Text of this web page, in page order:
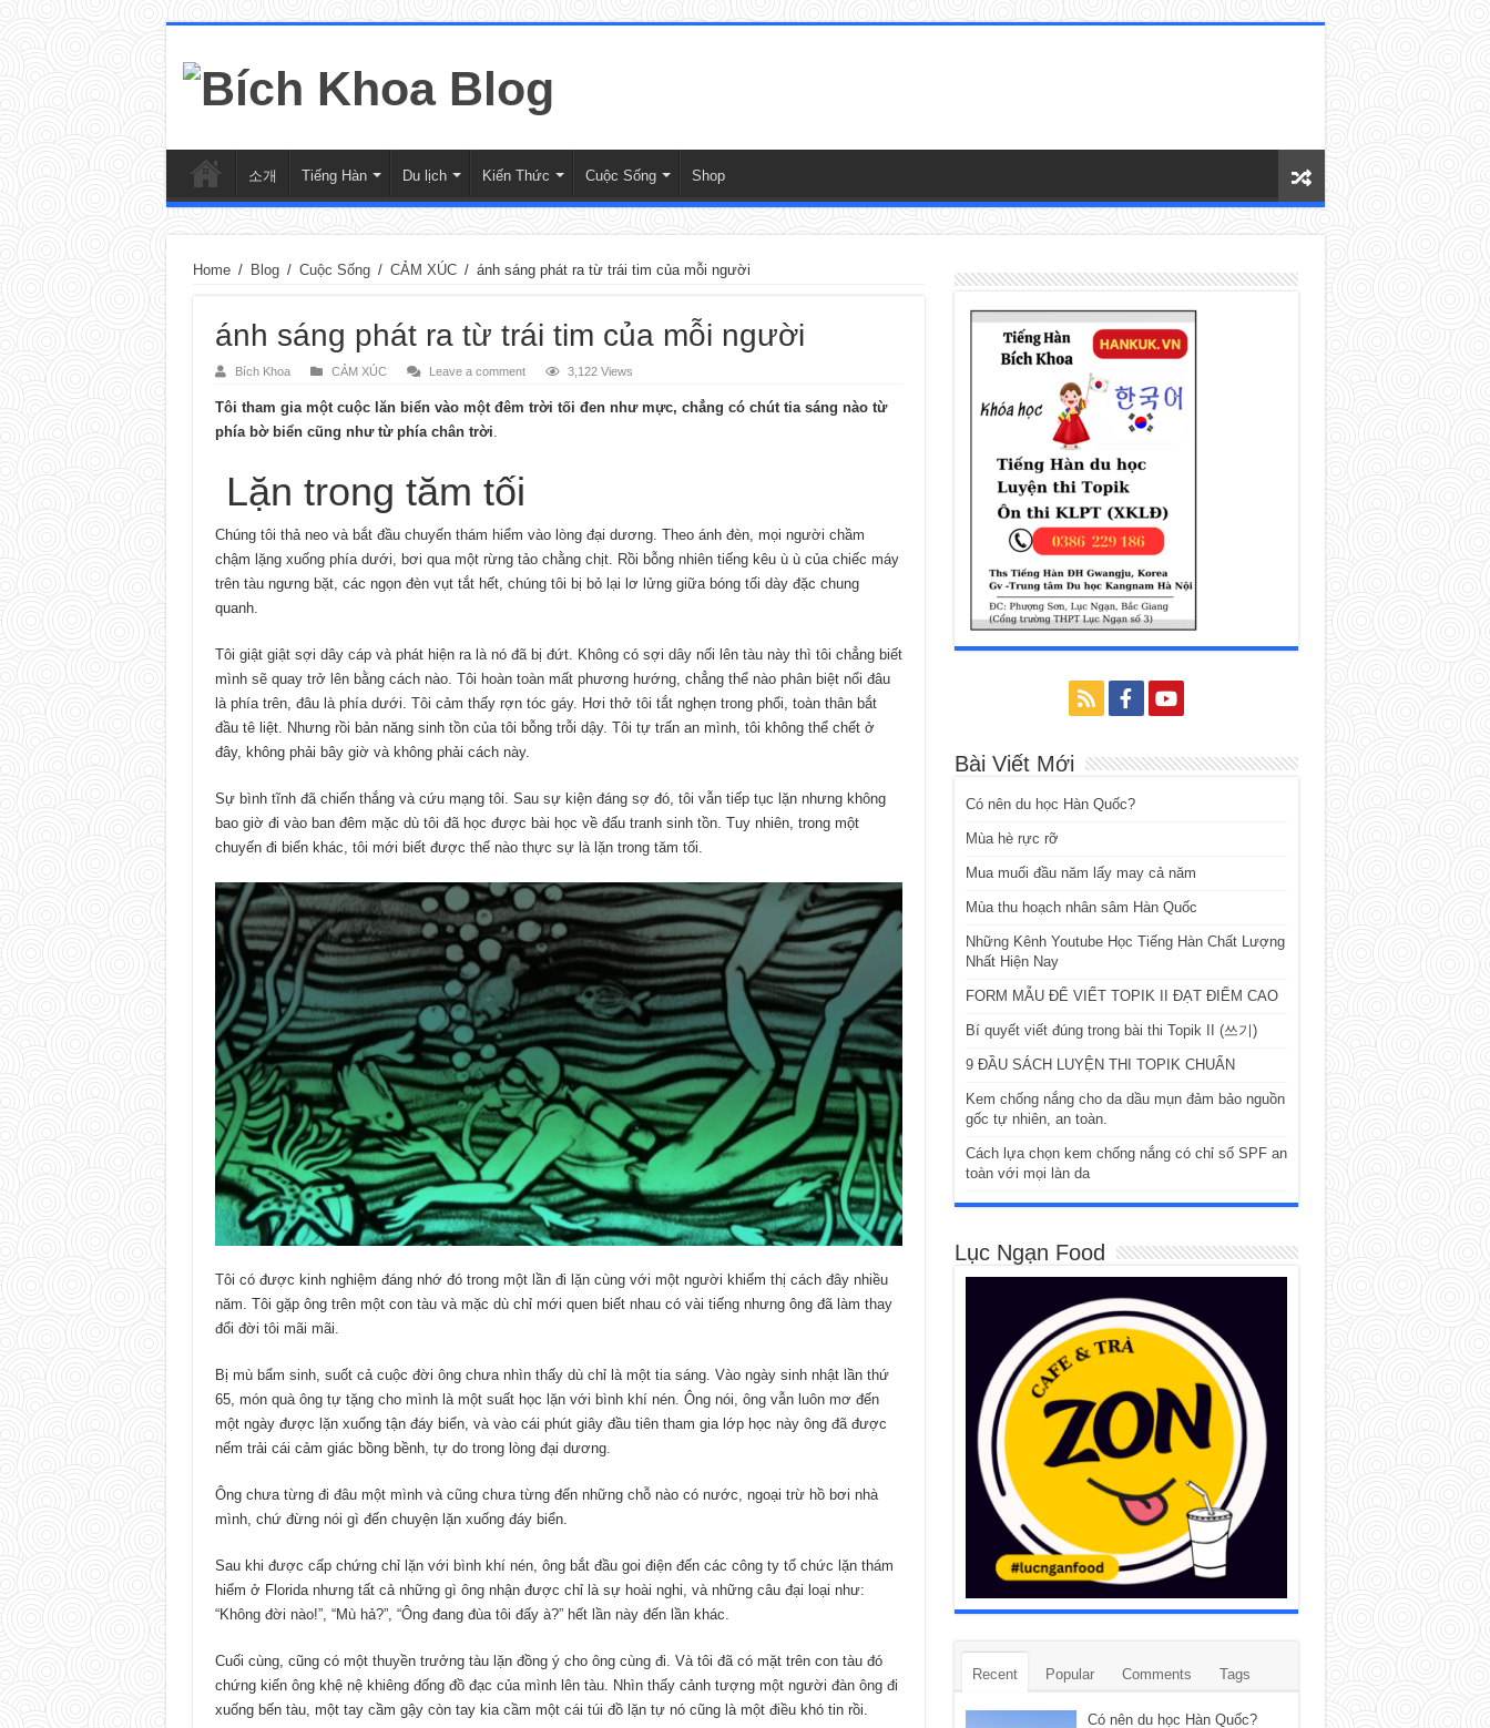
소개 Tiếng Hàn Du lịch Kiến Thức Cuộc Sống Shop
Home / Blog / Cuộc Sống / CẢM XÚC / ánh sáng phát ra từ trái tim của mỗi người
ánh sáng phát ra từ trái tim của mỗi người
Bích Khoa CẢM XÚC Leave a comment 3,122 Views
Tôi tham gia một cuộc lăn biển vào một đêm trời tối đen như mực, chẳng có chút tia sáng nào từ
phía bờ biển cũng như từ phía chân trời.
Lặn trong tăm tối
Chúng tôi thả neo và bắt đầu chuyến thám hiểm vào lòng đại dương. Theo ánh đèn, mọi người chầm
chậm lặng xuống phía dưới, bơi qua một rừng tảo chằng chịt. Rồi bỗng nhiên tiếng kêu ù ù của chiếc máy
trên tàu ngưng bặt, các ngọn đèn vụt tắt hết, chúng tôi bị bỏ lại lơ lửng giữa bóng tối dày đặc chung
quanh.
Tôi giật giật sợi dây cáp và phát hiện ra là nó đã bị đứt. Không có sợi dây nối lên tàu này thì tôi chẳng biết
mình sẽ quay trở lên bằng cách nào. Tôi hoàn toàn mất phương hướng, chẳng thể nào phân biệt nổi đâu
là phía trên, đâu là phía dưới. Tôi cảm thấy rợn tóc gáy. Hơi thở tôi tắt nghẹn trong phổi, toàn thân bắt
đầu tê liệt. Nhưng rồi bản năng sinh tồn của tôi bỗng trỗi dậy. Tôi tự trấn an mình, tôi không thể chết ở
đây, không phải bây giờ và không phải cách này.
Sự bình tĩnh đã chiến thắng và cứu mạng tôi. Sau sự kiện đáng sợ đó, tôi vẫn tiếp tục lặn nhưng không
bao giờ đi vào ban đêm mặc dù tôi đã học được bài học về đấu tranh sinh tồn. Tuy nhiên, trong một
chuyến đi biển khác, tôi mới biết được thế nào thực sự là lặn trong tăm tối.
Tôi có được kinh nghiệm đáng nhớ đó trong một lần đi lặn cùng với một người khiếm thị cách đây nhiều
năm. Tôi gặp ông trên một con tàu và mặc dù chỉ mới quen biết nhau có vài tiếng nhưng ông đã làm thay
đổi đời tôi mãi mãi.
Bị mù bẩm sinh, suốt cả cuộc đời ông chưa nhìn thấy dù chỉ là một tia sáng. Vào ngày sinh nhật lần thứ
65, món quà ông tự tặng cho mình là một suất học lặn với bình khí nén. Ông nói, ông vẫn luôn mơ đến
một ngày được lặn xuống tận đáy biển, và vào cái phút giây đầu tiên tham gia lớp học này ông đã được
nếm trải cái cảm giác bồng bềnh, tự do trong lòng đại dương.
Ông chưa từng đi đâu một mình và cũng chưa từng đến những chỗ nào có nước, ngoại trừ hồ bơi nhà
mình, chứ đừng nói gì đến chuyện lặn xuống đáy biển.
Sau khi được cấp chứng chỉ lặn với bình khí nén, ông bắt đầu goi điện đến các công ty tổ chức lặn thám
hiểm ở Florida nhưng tất cả những gì ông nhận được chỉ là sự hoài nghi, và những câu đại loại như:
“Không đời nào!”, “Mù hả?”, “Ông đang đùa tôi đấy à?” hết lần này đến lần khác.
Cuối cùng, cũng có một thuyền trưởng tàu lặn đồng ý cho ông cùng đi. Và tôi đã có mặt trên con tàu đó
chứng kiến ông khệ nệ khiêng đống đồ đạc của mình lên tàu. Nhìn thấy cảnh tượng một người đàn ông đi
xuống bến tàu, một tay cầm gậy còn tay kia cầm một cái túi đồ lặn tự nó cũng là một điều khó tin rồi.
Bài Viết Mới
Có nên du học Hàn Quốc?
Mùa hè rực rỡ
Mua muối đầu năm lấy may cả năm
Mùa thu hoạch nhân sâm Hàn Quốc
Những Kênh Youtube Học Tiếng Hàn Chất Lượng
Nhất Hiện Nay
FORM MẪU ĐỂ VIẾT TOPIK II ĐẠT ĐIỂM CAO
Bí quyết viết đúng trong bài thi Topik II (쓰기)
9 ĐẦU SÁCH LUYỆN THI TOPIK CHUẨN
Kem chống nắng cho da dầu mụn đảm bảo nguồn
gốc tự nhiên, an toàn.
Cách lựa chọn kem chống nắng có chỉ số SPF an
toàn với mọi làn da
Lục Ngạn Food
Recent Popular Comments Tags
Có nên du học Hàn Quốc?